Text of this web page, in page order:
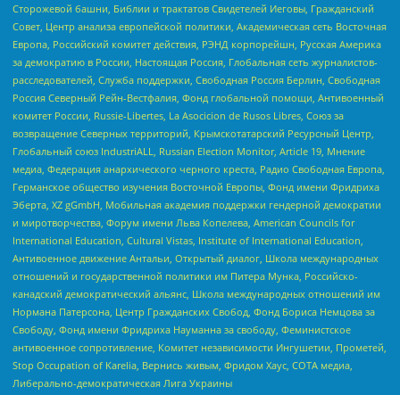
Сторожевой башни, Библии и трактатов Свидетелей Иеговы, Гражданский
Совет, Центр анализа европейской политики, Академическая сеть Восточная
Европа, Российский комитет действия, РЭНД корпорейшн, Русская Америка
за демократию в России, Настоящая Россия, Глобальная сеть журналистов-
расследователей, Служба поддержки, Свободная Россия Берлин, Свободная
Россия Северный Рейн-Вестфалия, Фонд глобальной помощи, Антивоенный
комитет России, Russie-Libertes, La Asocicion de Rusos Libres, Союз за
возвращение Северных территорий, Крымскотатарский Ресурсный Центр,
Глобальный союз IndustriALL, Russian Election Monitor, Article 19, Мнение
медиа, Федерация анархического черного креста, Радио Свободная Европа,
Германское общество изучения Восточной Европы, Фонд имени Фридриха
Эберта, XZ gGmbH, Мобильная академия поддержки гендерной демократии
и миротворчества, Форум имени Льва Копелева, American Councils for
International Education, Cultural Vistas, Institute of International Education,
Антивоенное движение Антальи, Открытый диалог, Школа международных
отношений и государственной политики им Питера Мунка, Российско-
канадский демократический альянс, Школа международных отношений им
Нормана Патерсона, Центр Гражданских Свобод, Фонд Бориса Немцова за
Свободу, Фонд имени Фридриха Науманна за свободу, Феминистское
антивоенное сопротивление, Комитет независимости Ингушетии, Прометей,
Stop Occupation of Karelia, Вернись живым, Фридом Хаус, СОТА медиа,
Либерально-демократическая Лига Украины